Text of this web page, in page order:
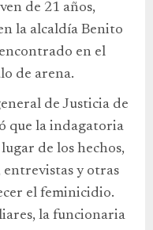
de 21 años,
la alcaldía Benito
en el
de arena.
de Justicia de
que la indagatoria
de los hechos,
entrevistas y otras
el feminicidio.
la funcionaria